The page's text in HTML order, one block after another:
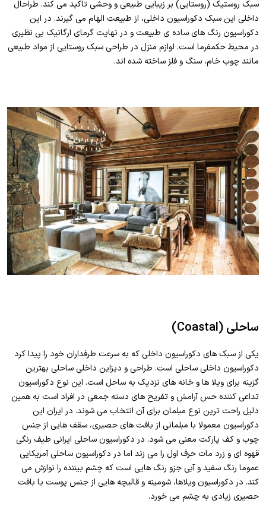
سبک روستیک (روستایی) بر زیبایی طبیعی و وحشی تاکید می کند. طراحال
داخلی این سبک دکوراسیون داخلی، از طبیعت الهام می گیرند. در این
دکوراسیون رنگ های ساده ی طبیعت و در نهایت گرمای ارگانیک بی نظیری
در محیط حکمفرما است. لوازم منزل در طراحی سبک روستایی از مواد طبیعی
مانند چوب خام، سنگ و فلز ساخته شده اند.
ساحلی (Coastal)
یکی از سبک های دکوراسیون داخلی که به سرعت طرفداران خود را پیدا کرد
دکوراسیون داخلی ساحلی است. طراحی و دیزاین داخلی ساحلی بهترین
گزینه برای ویلا ها و خانه های نزدیک به ساحل است. این نوع دکوراسیون
تداعی کننده حس آرامش و تفریح های دسته جمعی در افراد است به همین
دلیل راحت ترین نوع مبلمان برای آن انتخاب می شوند. در ایران این
دکوراسیون معمولا با مبلمانی از بافت های حصیری، سقف هایی از جنس
چوب و کف پارکت معنی می شود. در دکوراسیون ساحلی ایرانی طیف رنگی
قهوه ای و زرد مات حرف اول را می زند اما در دکوراسیون ساحلی آمریکایی
عموما رنگ سفید و آبی جزو رنگ هایی است که چشم بیننده را نوازش می
کند. در دکوراسیون ویلاها، شومینه و قالیچه هایی از جنس پوست یا بافت
حصیری زیادی به چشم می خورد.